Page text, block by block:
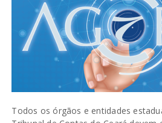
Todos os órgãos e entidades